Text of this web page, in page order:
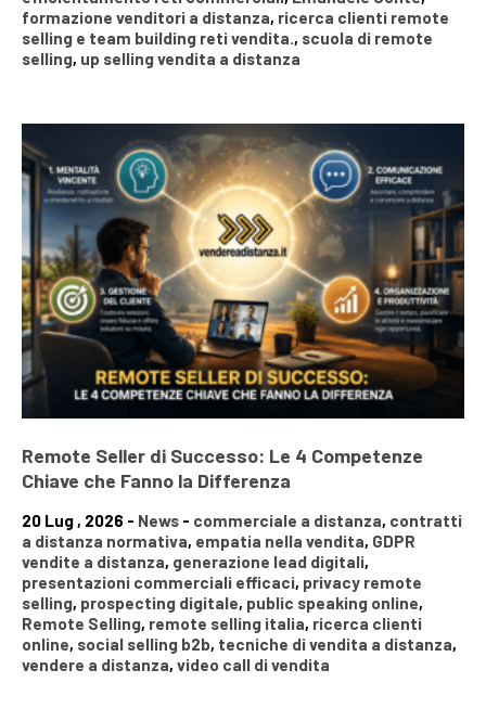
formazione venditori a distanza, ricerca clienti remote
selling e team building reti vendita., scuola di remote
selling, up selling vendita a distanza
Remote Seller di Successo: Le 4 Competenze
Chiave che Fanno la Differenza
20 Lug , 2026 - News - commerciale a distanza, contratti
a distanza normativa, empatia nella vendita, GDPR
vendite a distanza, generazione lead digitali,
presentazioni commerciali efficaci, privacy remote
selling, prospecting digitale, public speaking online,
Remote Selling, remote selling italia, ricerca clienti
online, social selling b2b, tecniche di vendita a distanza,
vendere a distanza, video call di vendita